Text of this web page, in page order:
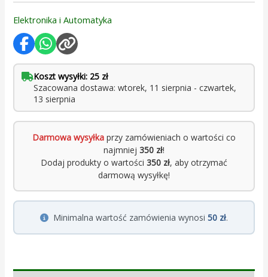
Elektronika i Automatyka
Koszt wysyłki: 25 zł
Szacowana dostawa: wtorek, 11 sierpnia - czwartek,
13 sierpnia
Darmowa wysyłka przy zamówieniach o wartości co
najmniej 350 zł!
Dodaj produkty o wartości 350 zł, aby otrzymać
darmową wysyłkę!
Minimalna wartość zamówienia wynosi 50 zł.